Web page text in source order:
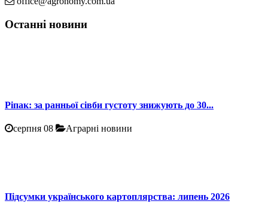
Останні новини
Ріпак: за ранньої сівби густоту знижують до 30...
серпня 08 Аграрні новини
Підсумки українського картоплярства: липень 2026